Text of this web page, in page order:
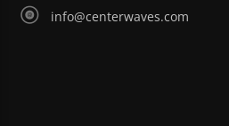
info@centerwaves.com